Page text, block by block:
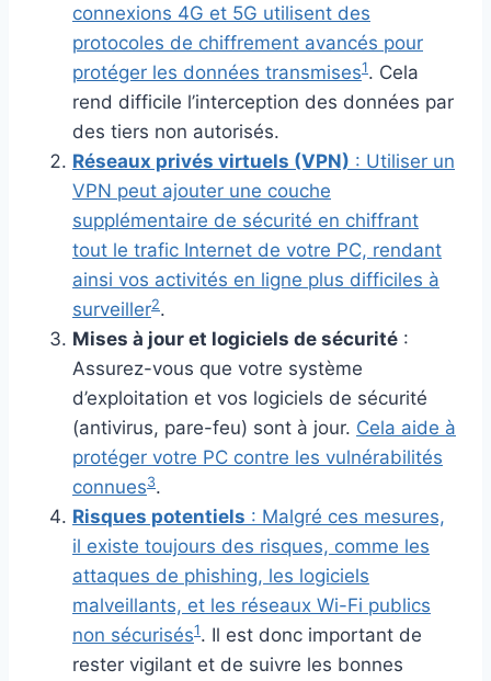
connexions 4G et 5G utilisent des
protocoles de chiffrement avancés pour
protéger les données transmises1. Cela
rend difficile l’interception des données par
des tiers non autorisés.
Réseaux privés virtuels (VPN) : Utiliser un
VPN peut ajouter une couche
supplémentaire de sécurité en chiffrant
tout le trafic Internet de votre PC, rendant
ainsi vos activités en ligne plus difficiles à
surveiller2.
Mises à jour et logiciels de sécurité :
Assurez-vous que votre système
d’exploitation et vos logiciels de sécurité
(antivirus, pare-feu) sont à jour. Cela aide à
protéger votre PC contre les vulnérabilités
connues3.
Risques potentiels : Malgré ces mesures,
il existe toujours des risques, comme les
attaques de phishing, les logiciels
malveillants, et les réseaux Wi-Fi publics
non sécurisés1. Il est donc important de
rester vigilant et de suivre les bonnes